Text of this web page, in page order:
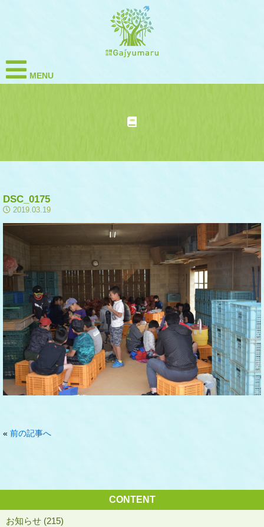
MENU
DSC_0175
2019.03.19
« 前の記事へ
CONTENT
お知らせ (215)